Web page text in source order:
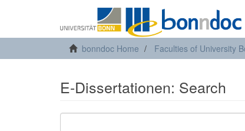
bonndoc Home Faculties of University
E-Dissertationen: Search